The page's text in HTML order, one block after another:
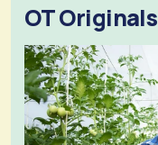
OT Originals